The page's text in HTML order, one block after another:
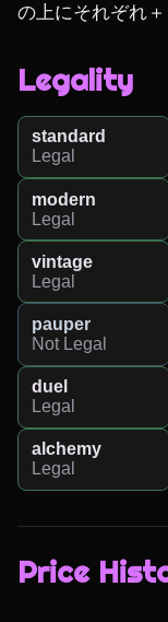
の上にそれぞれ
Legality
standard
Legal
modern
Legal
vintage
Legal
pauper
Not Legal
duel
Legal
alchemy
Legal
Price